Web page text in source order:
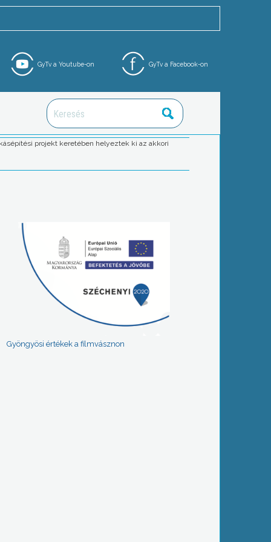
GyTv a Facebook-on
GyTv a Youtube-on
projekt keretében helyeztek ki az akkori
Gyöngyösi értékek a filmvásznon